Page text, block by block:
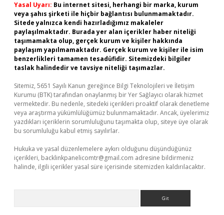
Yasal Uyarı: Bu internet sitesi, herhangi bir marka, kurum
veya şahıs şirketi ile hiçbir bağlantısı bulunmamaktadır.
Sitede yalnızca kendi hazırladığımız makaleler
paylaşılmaktadır. Burada yer alan içerikler haber niteliği
taşımamakta olup, gerçek kurum ve kişiler hakkında
paylaşım yapılmamaktadır. Gerçek kurum ve kişiler ile isim
benzerlikleri tamamen tesadüfidir. Sitemizdeki bilgiler
taslak halindedir ve tavsiye niteliği taşımazlar.
Sitemiz, 5651 Sayılı Kanun gereğince Bilgi Teknolojileri ve İletişim
Kurumu (BTK) tarafından onaylanmış bir Yer Sağlayıcı olarak hizmet
vermektedir. Bu nedenle, sitedeki içerikleri proaktif olarak denetleme
veya araştırma yükümlülüğümüz bulunmamaktadır. Ancak, üyelerimiz
yazdıkları içeriklerin sorumluluğunu taşımakta olup, siteye üye olarak
bu sorumluluğu kabul etmiş sayılırlar.
Hukuka ve yasal düzenlemelere aykırı olduğunu düşündüğünüz
içerikleri, backlinkpanelicomtr@gmail.com adresine bildirmeniz
halinde, ilgili içerikler yasal süre içerisinde sitemizden kaldırılacaktır.